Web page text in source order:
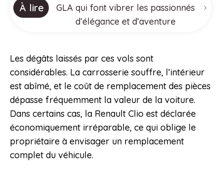
À lire
GLA qui font vibrer les passionnés
d’élégance et d’aventure
Les dégâts laissés par ces vols sont
considérables. La carrosserie souffre, l’intérieur
est abîmé, et le coût de remplacement des pièces
dépasse fréquemment la valeur de la voiture.
Dans certains cas, la Renault Clio est déclarée
économiquement irréparable, ce qui oblige le
propriétaire à envisager un remplacement
complet du véhicule.